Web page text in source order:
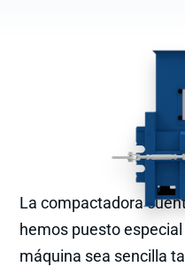
La compactadora
hemos puesto
máquina sea sencilla